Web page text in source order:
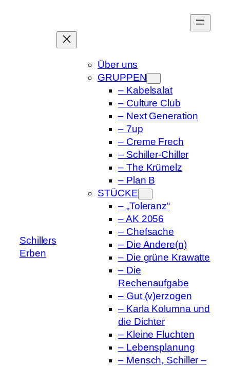
Schillers
Erben
Über uns
GRUPPEN
– Kabelsalat
– Culture Club
– Next Generation
– 7up
– Creme Frech
– Schiller-Chiller
– The Krümelz
– Plan B
STÜCKE
– „Toleranz“
– AK 2056
– Chefsache
– Die Andere(n)
– Die grüne Krawatte
– Die
Rechenaufgabe
– Gut (v)erzogen
– Karla Kolumna und
die Dichter
– Kleine Fluchten
– Lebensplanung
– Mensch, Schiller –